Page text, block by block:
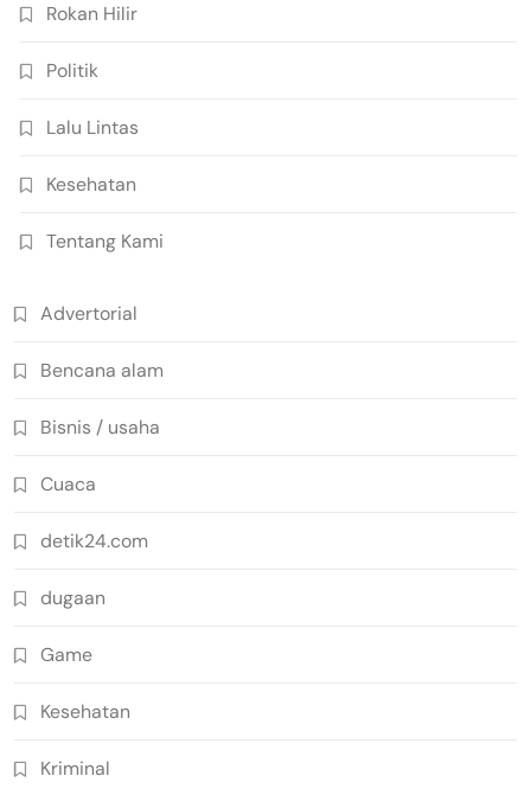
Rokan Hilir
Politik
Lalu Lintas
Kesehatan
Tentang Kami
Advertorial
Bencana alam
Bisnis / usaha
Cuaca
detik24.com
dugaan
Game
Kesehatan
Kriminal